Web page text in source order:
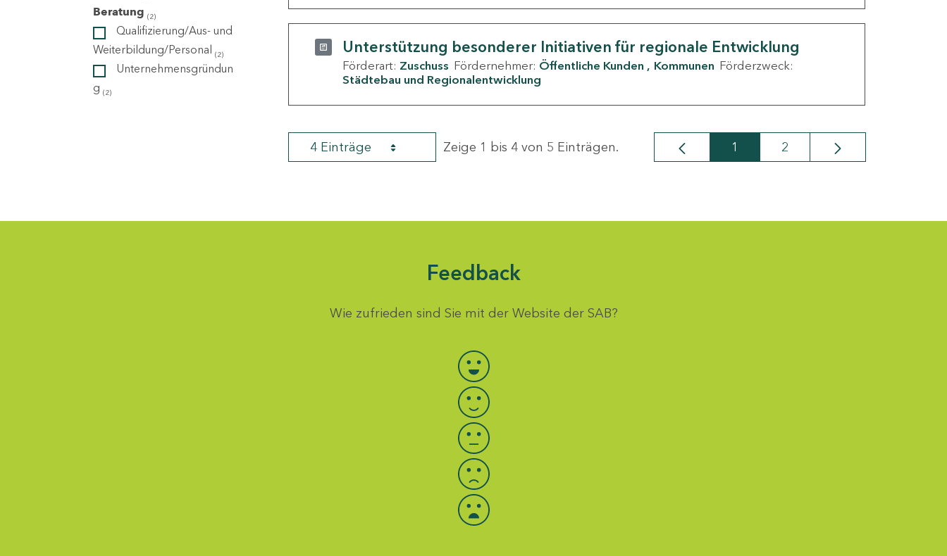
Beratung (2)
Qualifizierung/Aus- und
Weiterbildung/Personal (2)
Unternehmensgründun
g (2)
Unterstützung besonderer Initiativen für regionale Entwicklung
Förderart: Zuschuss Fördernehmer: Öffentliche Kunden Kommunen Förderzweck:
Städtebau und Regionalentwicklung
4 Einträge Zeige 1 bis 4 von 5 Einträgen. Seite
1 Seite
2
Feedback
Wie zufrieden sind Sie mit der Website der SAB?
Bewertung auswählen